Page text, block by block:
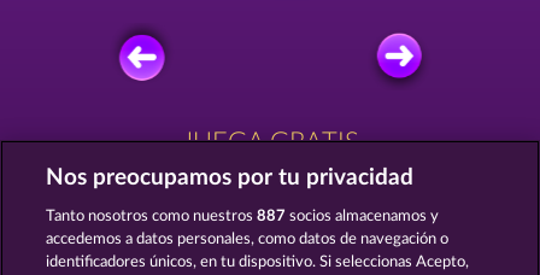
JUEGA GRATIS
Nos preocupamos por tu privacidad
Tanto nosotros como nuestros887 socios almacenamos y
accedemos a datos personales, como datos de navegación o
identificadores únicos, en tu dispositivo. Si seleccionas Acepto,